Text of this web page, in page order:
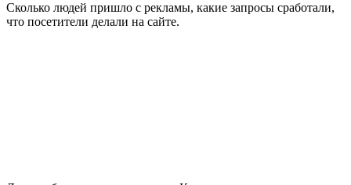
Сколько людей пришло с рекламы, какие запросы сработали,
что посетители делали на сайте.